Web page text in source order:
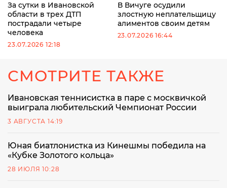
За сутки в Ивановской
области в трех ДТП
пострадали четыре
человека
23.07.2026 12:18
В Вичуге осудили
злостную неплательщицу
алиментов своим детям
23.07.2026 16:44
СМОТРИТЕ ТАКЖЕ
Ивановская теннисистка в паре с москвичкой
выиграла любительский Чемпионат России
3 АВГУСТА 14:19
Юная биатлонистка из Кинешмы победила на
«Кубке Золотого кольца»
28 ИЮЛЯ 10:28